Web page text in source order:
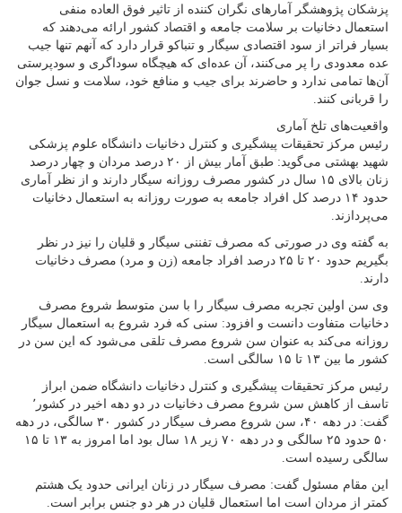
پزشکان پژوهشگر آمارهای نگران کننده از تاثیر فوق العاده منفی
استعمال دخانیات بر سلامت جامعه و اقتصاد کشور ارائه می‌دهند که
بسیار فراتر از سود اقتصادی سیگار و تنباکو قرار دارد که آنهم تنها جیب
عده معدودی را پر می‌کنند، آن عده‌ای که هیچگاه سوداگری و سودپرستی
آن‌ها تمامی ندارد و حاضرند برای جیب و منافع خود، سلامت و نسل جوان
را قربانی کنند.
واقعیت‌های تلخ آماری
رئیس مرکز تحقیقات پیشگیری و کنترل دخانیات دانشگاه علوم پزشکی
شهید بهشتی می‌گوید: طبق آمار بیش از ۲۰ درصد مردان و چهار درصد
زنان بالای ۱۵ سال در کشور مصرف روزانه سیگار دارند و از نظر آماری
حدود ۱۴ درصد کل افراد جامعه به صورت روزانه به استعمال دخانیات
می‌پردازند.
به گفته وی در صورتی که مصرف تفننی سیگار و قلیان را نیز در نظر
بگیریم حدود ۲۰ تا ۲۵ درصد افراد جامعه (زن و مرد) مصرف دخانیات
دارند.
وی سن اولین تجربه مصرف سیگار را با سن متوسط شروع مصرف
دخانیات متفاوت دانست و افزود: سنی که فرد شروع به استعمال سیگار
روزانه می‌کند به عنوان سن شروع مصرف تلقی می‌شود که این سن در
کشور ما بین ۱۳ تا ۱۵ سالگی است.
رئیس مرکز تحقیقات پیشگیری و کنترل دخانیات دانشگاه ضمن ابراز
تاسف از کاهش سن شروع مصرف دخانیات در دو دهه اخیر در کشور٬
گفت: در دهه ۴۰، سن شروع مصرف سیگار در کشور ۳۰ سالگی، در دهه
۵۰ حدود ۲۵ سالگی و در دهه ۷۰ زیر ۱۸ سال بود اما امروز به ۱۳ تا ۱۵
سالگی رسیده است.
این مقام مسئول گفت: مصرف سیگار در زنان ایرانی حدود یک هشتم
کمتر از مردان است اما استعمال قلیان در هر دو جنس برابر است.